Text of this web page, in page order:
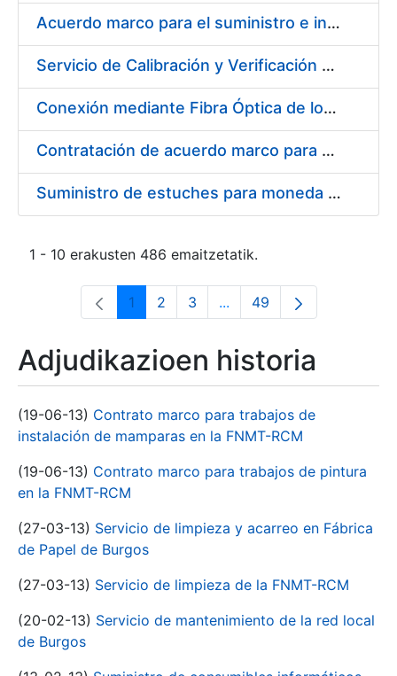
Acuerdo marco para el suministro e instalación de persianas, estores y otros complementos
Servicio de Calibración y Verificación Externa de los Equipos de Medición del Servicio de Prevención de la FNMT-RCM
Conexión mediante Fibra Óptica de los Centros de Proceso de Datos (CPDs) de las sedes de la FNMT-RCM de Burgos y Madrid
Contratación de acuerdo marco para el Suministro de Material de Electricidad para la Fábrica Nacional de Moneda y Timbre-Real Casa de la Moneda en su centro de trabajo de Burgos
Suministro de estuches para moneda de 30 €
1 - 10 erakusten 486 emaitzetatik.
Orrialdea
1 Orrialdea
2 Orrialdea
3 ...Intermediate Pages Use
Orrialdea
49
Adjudikazioen historia
(19-06-13) Contrato marco para trabajos de
instalación de mamparas en la FNMT-RCM
(19-06-13) Contrato marco para trabajos de pintura
en la FNMT-RCM
(27-03-13) Servicio de limpieza y acarreo en Fábrica
de Papel de Burgos
(27-03-13) Servicio de limpieza de la FNMT-RCM
(20-02-13) Servicio de mantenimiento de la red local
de Burgos